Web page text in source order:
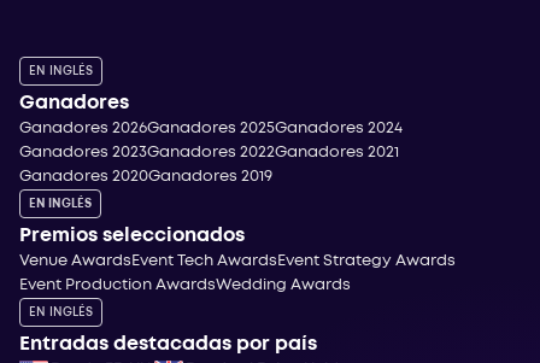
EN INGLÉS
Ganadores
Ganadores 2026Ganadores 2025Ganadores 2024
Ganadores 2023Ganadores 2022Ganadores 2021
Ganadores 2020Ganadores 2019
EN INGLÉS
Premios seleccionados
Venue Awards Event Tech Awards Event Strategy Awards
Event Production AwardsWedding Awards
EN INGLÉS
Entradas destacadas por país